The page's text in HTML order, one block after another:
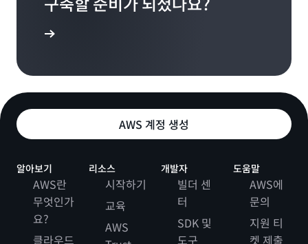
AWS 계정 생성
알아보기
AWS란
무엇인가
요?
클라우드
리소스
시작하기
교육
AWS
개발자
빌더 센
터
SDK 및
도구
도움말
AWS에
문의
지원 티
켓 제출